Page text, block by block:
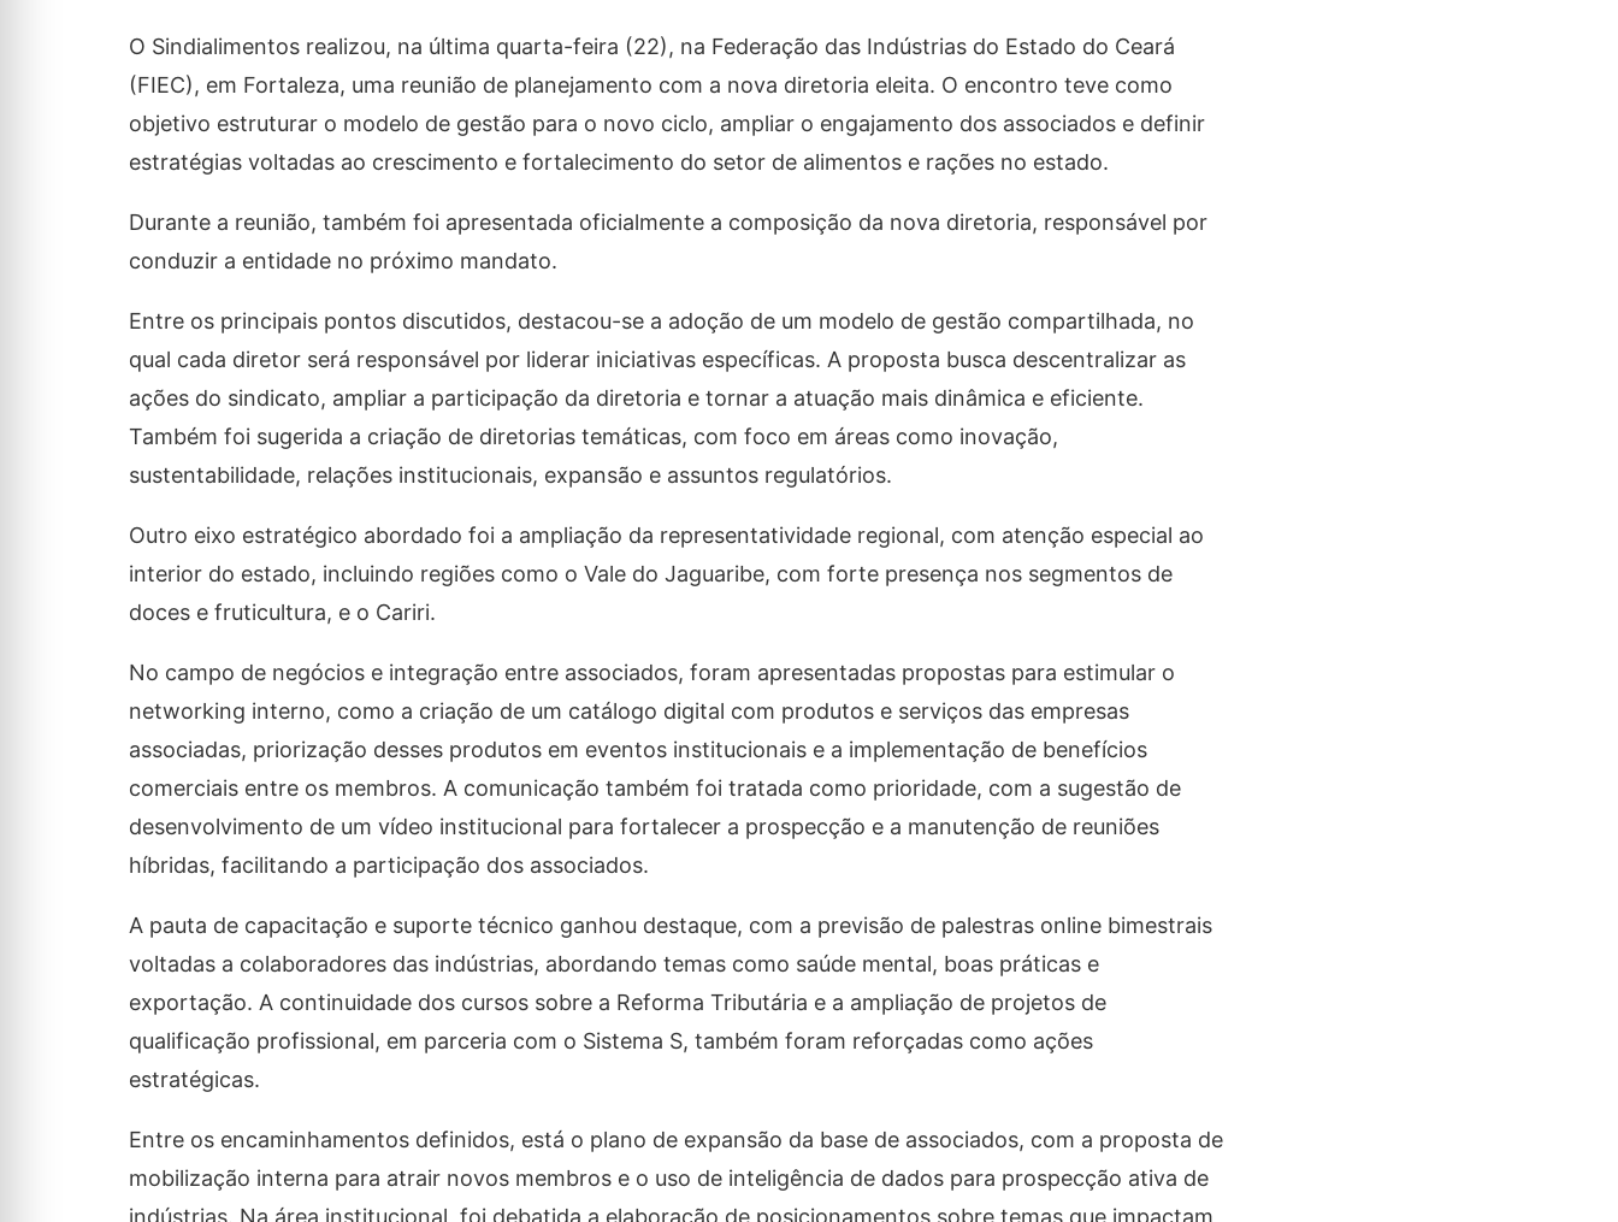
O Sindialimentos realizou, na última quarta-feira (22), na Federação das Indústrias do Estado do Ceará
(FIEC), em Fortaleza, uma reunião de planejamento com a nova diretoria eleita. O encontro teve como
objetivo estruturar o modelo de gestão para o novo ciclo, ampliar o engajamento dos associados e definir
estratégias voltadas ao crescimento e fortalecimento do setor de alimentos e rações no estado.
Durante a reunião, também foi apresentada oficialmente a composição da nova diretoria, responsável por
conduzir a entidade no próximo mandato.
Entre os principais pontos discutidos, destacou-se a adoção de um modelo de gestão compartilhada, no
qual cada diretor será responsável por liderar iniciativas específicas. A proposta busca descentralizar as
ações do sindicato, ampliar a participação da diretoria e tornar a atuação mais dinâmica e eficiente.
Também foi sugerida a criação de diretorias temáticas, com foco em áreas como inovação,
sustentabilidade, relações institucionais, expansão e assuntos regulatórios.
Outro eixo estratégico abordado foi a ampliação da representatividade regional, com atenção especial ao
interior do estado, incluindo regiões como o Vale do Jaguaribe, com forte presença nos segmentos de
doces e fruticultura, e o Cariri.
No campo de negócios e integração entre associados, foram apresentadas propostas para estimular o
networking interno, como a criação de um catálogo digital com produtos e serviços das empresas
associadas, priorização desses produtos em eventos institucionais e a implementação de benefícios
comerciais entre os membros. A comunicação também foi tratada como prioridade, com a sugestão de
desenvolvimento de um vídeo institucional para fortalecer a prospecção e a manutenção de reuniões
híbridas, facilitando a participação dos associados.
A pauta de capacitação e suporte técnico ganhou destaque, com a previsão de palestras online bimestrais
voltadas a colaboradores das indústrias, abordando temas como saúde mental, boas práticas e
exportação. A continuidade dos cursos sobre a Reforma Tributária e a ampliação de projetos de
qualificação profissional, em parceria com o Sistema S, também foram reforçadas como ações
estratégicas.
Entre os encaminhamentos definidos, está o plano de expansão da base de associados, com a proposta de
mobilização interna para atrair novos membros e o uso de inteligência de dados para prospecção ativa de
indústrias. Na área institucional, foi debatida a elaboração de posicionamentos sobre temas que impactam